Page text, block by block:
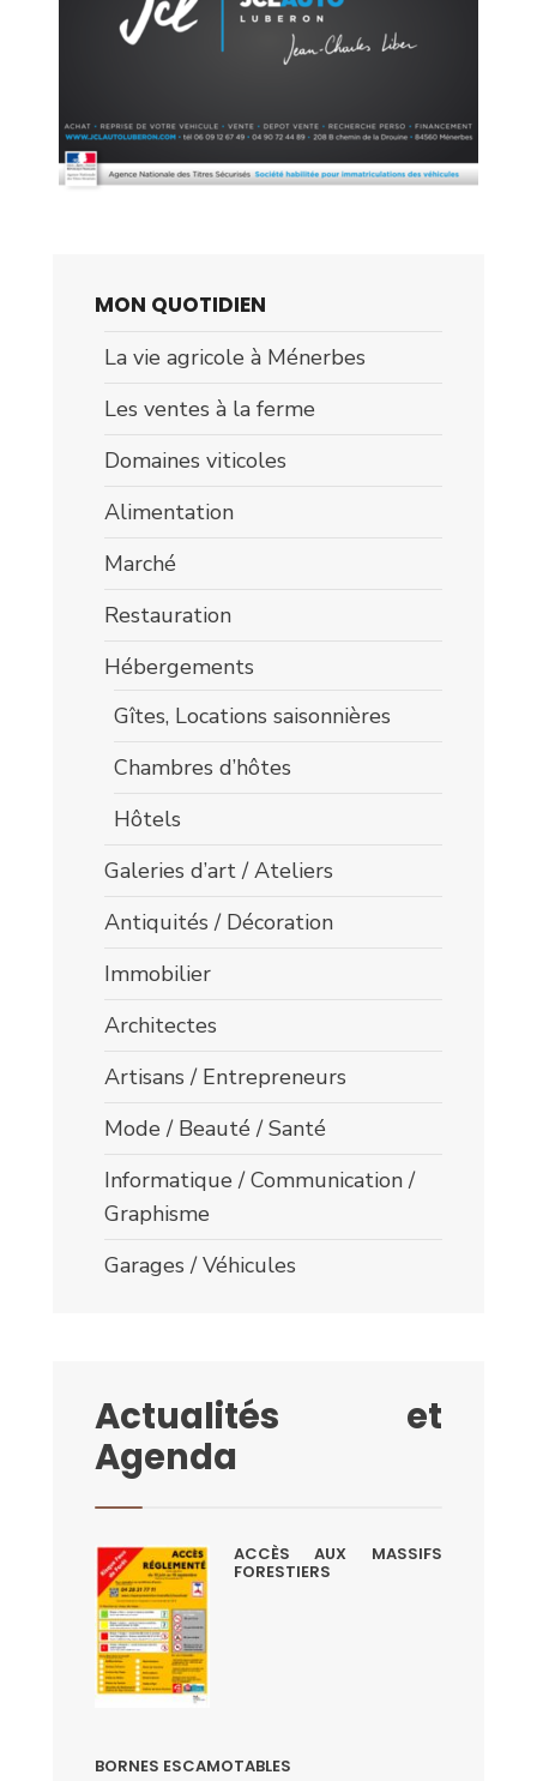
MON QUOTIDIEN
La vie agricole à Ménerbes
Les ventes à la ferme
Domaines viticoles
Alimentation
Marché
Restauration
Hébergements
Gîtes, Locations saisonnières
Chambres d’hôtes
Hôtels
Galeries d’art / Ateliers
Antiquités / Décoration
Immobilier
Architectes
Artisans / Entrepreneurs
Mode / Beauté / Santé
Informatique / Communication /
Graphisme
Garages / Véhicules
Actualités et
Agenda
ACCÈS AUX MASSIFS
FORESTIERS
BORNES ESCAMOTABLES